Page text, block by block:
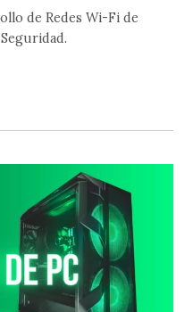
de Redes Wi-Fi de